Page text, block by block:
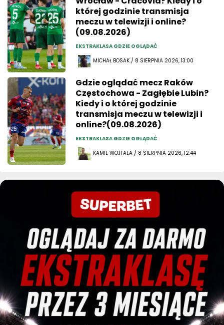
której godzinie transmisja
meczu w telewizji i online?
(09.08.2026)
EKSTRAKLASA GDZIE OGLĄDAĆ
MICHAŁ BOSAK / 8 SIERPNIA 2026, 13:00
Gdzie oglądać mecz Raków
Częstochowa - Zagłębie Lubin?
Kiedy i o której godzinie
transmisja meczu w telewizji i
online?(09.08.2026)
EKSTRAKLASA GDZIE OGLĄDAĆ
KAMIL WOJTALA / 8 SIERPNIA 2026, 12:44